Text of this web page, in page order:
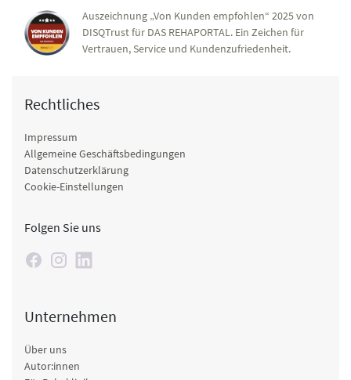
Auszeichnung „Von Kunden empfohlen“ 2025 von
DISQTrust für DAS REHAPORTAL. Ein Zeichen für
Vertrauen, Service und Kundenzufriedenheit.
Rechtliches
Impressum
Allgemeine Geschäftsbedingungen
Datenschutzerklärung
Cookie-Einstellungen
Folgen Sie uns
Unternehmen
Über uns
Autor:innen